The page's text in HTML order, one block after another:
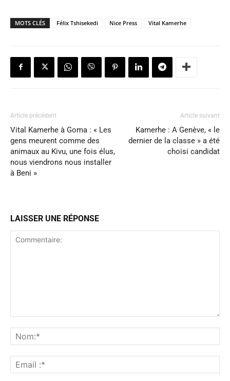
MOTS CLÉS Félix Tshisekedi Nice Press Vital Kamerhe
Article précédent
Vital Kamerhe à Goma : « Les
gens meurent comme des
animaux au Kivu, une fois élus,
nous viendrons nous installer
à Beni »
Article suivant
Kamerhe : A Genève, « le
dernier de la classe » a été
choisi candidat
LAISSER UNE RÉPONSE